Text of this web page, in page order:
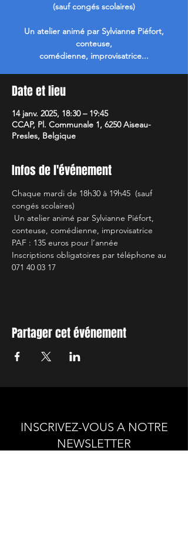
(sauf congés scolaires)
Un atelier animé par Sylvianne Piéfort,
conteuse,
comédienne, improvisatrice...
Date et lieu
14 janv. 2025, 18:30 – 19:45
CCAP, Pl. Communale 1, 6250 Aiseau-
Presles, Belgique
Infos de l'événement
Chaque mardi de 18h30 à 19h45  (sauf
congés scolaires)
Un atelier animé par Sylvianne Piéfort,
conteuse, comédienne, improvisatrice
PAF : 135 euros pour l’année
Inscriptions obligatoires par téléphone au
071 40 03 17
Partager cet événement
INSCRIVEZ-VOUS A NOTRE
NEWSLETTER